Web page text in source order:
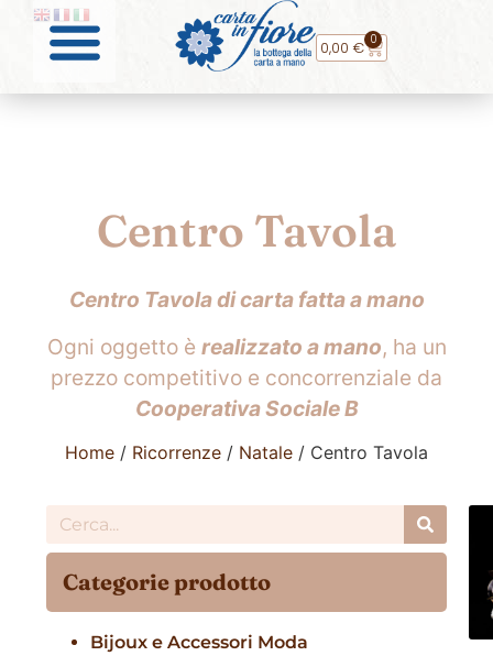
0,00 € 0
Centro Tavola
Centro Tavola di carta fatta a mano
Ogni oggetto è realizzato a mano, ha un
prezzo competitivo e concorrenziale da
Cooperativa Sociale B
Home / Ricorrenze / Natale / Centro Tavola
Categorie prodotto
Bijoux e Accessori Moda